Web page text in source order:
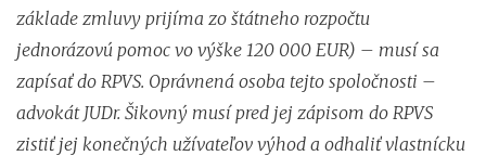
základe zmluvy prijíma zo štátneho rozpočtu
jednorázovú pomoc vo výške 120 000 EUR) – musí sa
zapísať do RPVS. Oprávnená osoba tejto spoločnosti –
advokát JUDr. Šikovný musí pred jej zápisom do RPVS
zistiť jej konečných užívateľov výhod a odhaliť vlastnícku